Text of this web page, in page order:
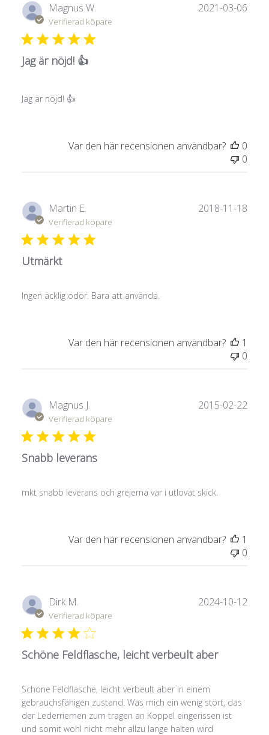
Magnus W.
Verifierad köpare
Jag är nöjd! 👍
Jag är nöjd! 👍
2021-03-06
Var den här recensionen användbar?
0
0
Martin E.
Verifierad köpare
Utmärkt
Ingen äcklig odör. Bara att använda.
2018-11-18
Var den här recensionen användbar?
1
0
Magnus J.
Verifierad köpare
Snabb leverans
mkt snabb leverans och grejerna var i utlovat skick.
2015-02-22
Var den här recensionen användbar?
1
0
Dirk M.
Verifierad köpare
Schöne Feldflasche, leicht verbeult aber
Schöne Feldflasche, leicht verbeult aber in einem
gebrauchsfähigen zustand. Was mich ein wenig stört, das
der Lederriemen zum tragen an Koppel eingerissen ist
und somit wohl nicht mehr allzu lange halten wird
2024-10-12